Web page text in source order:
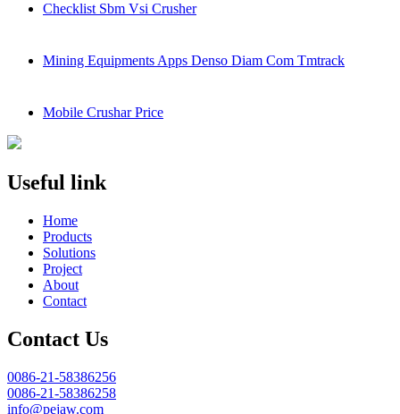
Checklist Sbm Vsi Crusher
Mining Equipments Apps Denso Diam Com Tmtrack
Mobile Crushar Price
Useful link
Home
Products
Solutions
Project
About
Contact
Contact Us
0086-21-58386256
0086-21-58386258
info@pejaw.com